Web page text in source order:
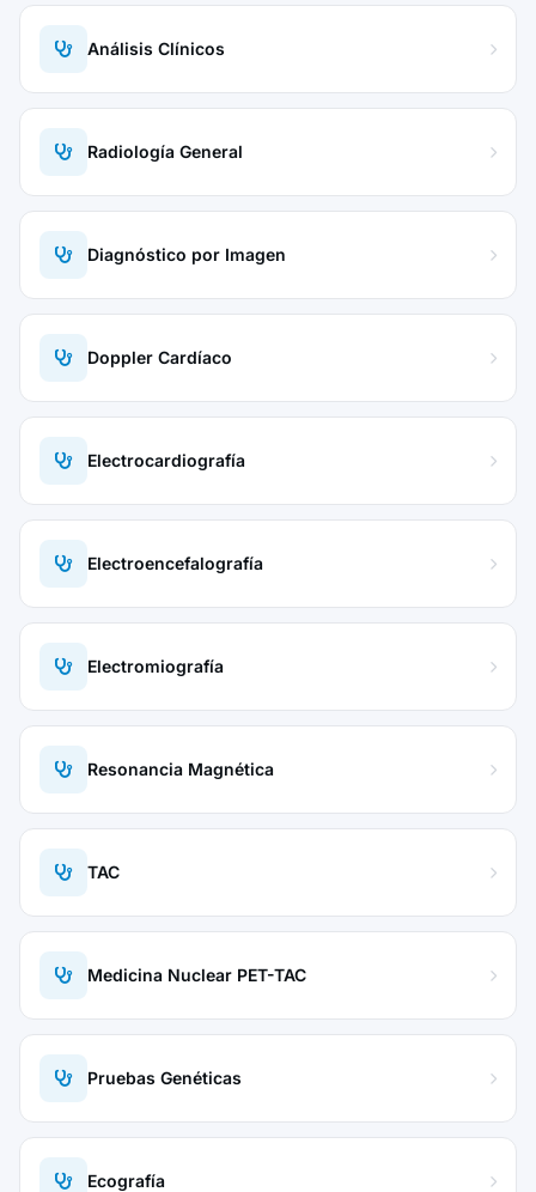
Análisis Clínicos
Radiología General
Diagnóstico por Imagen
Doppler Cardíaco
Electrocardiografía
Electroencefalografía
Electromiografía
Resonancia Magnética
TAC
Medicina Nuclear PET-TAC
Pruebas Genéticas
Ecografía